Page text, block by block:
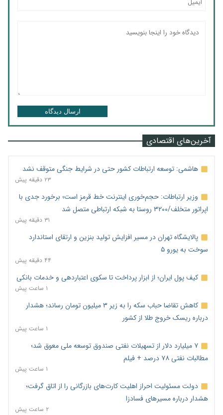
ارسال دیدگاه
آخرین‌های اقتصادی
هاشمی: توسعه ارتباطات کشور حتی در شرایط جنگی متوقف نشد
۲۳ دقیقه پیش
وزیر ارتباطات: حجم‌خوری اینترنت خط قرمز است؛ برخورد جدی با
اپراتور متخلف/۳۲۰۰ روستا به شبکه ارتباطی متصل شد
۳۱ دقیقه پیش
پالایشگاه تهران در مسیر افزایش تولید بنزین و ارتقای استاندارد
سوخت به یورو ۵
۴۴ دقیقه پیش
کیف پول ایران؛ از ابزار پرداخت تا سکوی اعتباردهی و خدمات بانکی
۱ ساعت پیش
کاهش تقاضا حباب سکه را به زیر ۳ میلیون تومان رساند؛ هشدار
درباره ریسک خروج طلا از کشور
۱ ساعت پیش
۷ میلیارد دلار از تسهیلات نفتی صندوق توسعه ملی معوق شد؛
مطالبات نفتی ۷۸ درصد + فیلم
۱ ساعت پیش
دولت مسئولیت احراز اهلیت کارت‌های بازرگانی را از اتاق گرفت؛
هشدار درباره مسیرهای فسادزا
۲ ساعت پیش